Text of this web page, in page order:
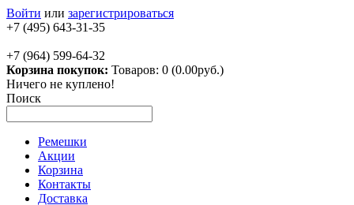
Войти или зарегистрироваться
+7 (495) 643-31-35
+7 (964) 599-64-32
Корзина покупок: Товаров: 0 (0.00руб.)
Ничего не куплено!
Поиск
Ремешки
Акции
Корзина
Контакты
Доставка